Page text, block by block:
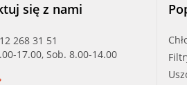
się z nami
12 268 31 51
17.00, Sob. 8.00-14.00